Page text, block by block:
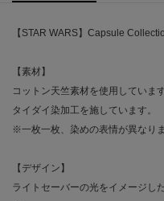
【STAR WARS】Capsule
【素材】
コットン天竺素材を使用しています
タイダイ染加工を施しています。
※一枚一枚、染めの表情が異なりま
【デザイン】
ライトセーバーの光をイメージし